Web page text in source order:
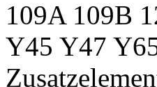
109A 109B
Y45 Y47